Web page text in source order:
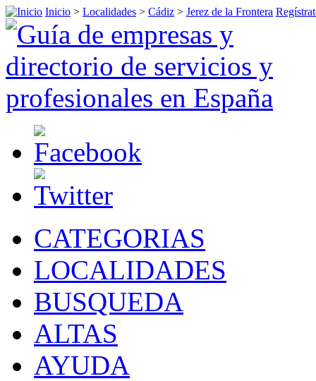
Inicio > Localidades > Cádiz > Jerez de la Frontera
CATEGORIAS
LOCALIDADES
BUSQUEDA
ALTAS
AYUDA